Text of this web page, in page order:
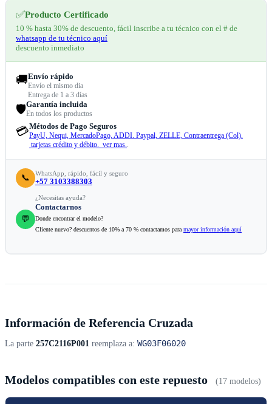
✅Producto Certificado
10 % hasta 30% de descuento, fácil inscribe a tu técnico con el # de
whatsapp de tu técnico aquí
descuento inmediato
🚚Envío rápido
Envío el mismo dia
Entrega de 1 a 3 días
🛡️Garantía incluida
En todos los productos
💳Métodos de Pago Seguros
PayU, Nequi, MercadoPago, ADDI. Paypal, ZELLE, Contraentrega (Col).
tarjetas crédito y débito. ver mas..
📞 WhatsApp, rápido, fácil y seguro
+57 3103388303
💬
¿Necesitas ayuda?
Contactarnos
Donde encontrar el modelo?
Cliente nuevo? descuentos de 10% a 70 % contactamos para mayor información aquí
Información de Referencia Cruzada
La parte 257C2116P001 reemplaza a: WG03F06020
Modelos compatibles con este repuesto (17 modelos)